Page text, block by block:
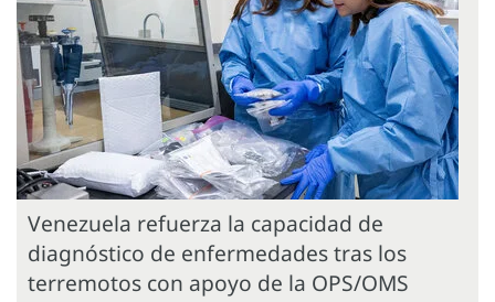
Venezuela refuerza la capacidad de
diagnóstico de enfermedades tras los
terremotos con apoyo de la OPS/OMS